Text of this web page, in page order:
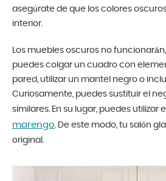
asegúrate de que los colores
interior.
Los muebles oscuros no
puedes colgar un cuadro con
pared, utilizar un mantel negro o
Curiosamente, puedes sustituir el
similares. En su lugar, puedes utilizar el
marengo. De este modo, tu salón
original.